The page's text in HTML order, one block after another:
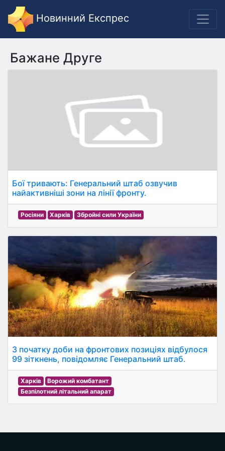
Новинний Експрес
Бажане Друге
Бої тривають: Генеральний штаб озвучив
найактивніші зони на лінії фронту.
Росіяни Харків Збройні сили України
З початку доби на фронтових позиціях відбулося
99 зіткнень, повідомляє Генеральний штаб.
Харків
Ворожий комбатант
Безпілотний літальний апарат